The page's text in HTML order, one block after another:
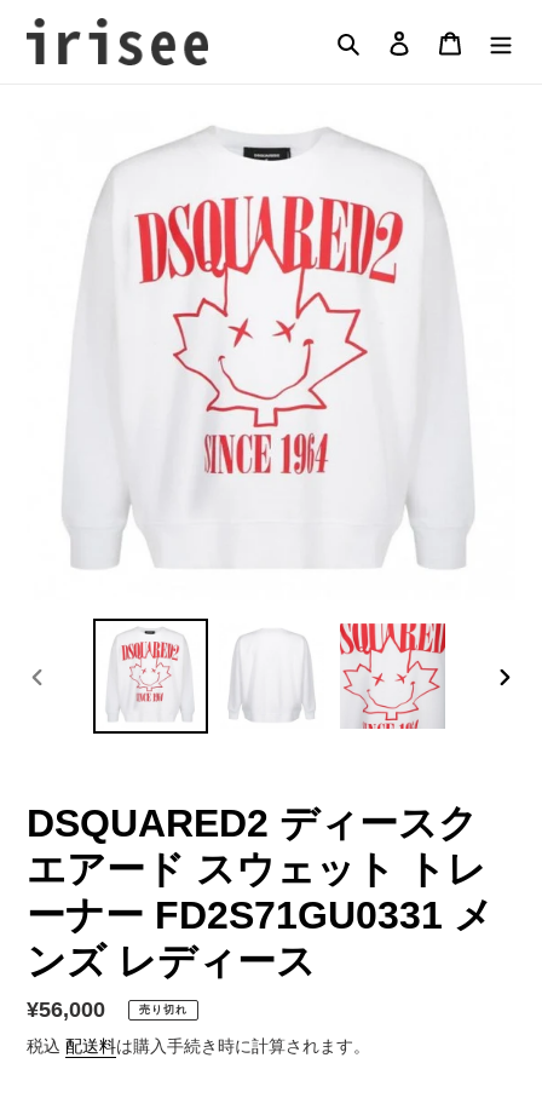
検索 ログインカート
ド
DSQUARED2 ディースク
エアード スウェット トレ
ーナー FD2S71GU0331 メ
ンズ レディース
通
常
¥56,000 売り切れ
税込 配送料は購入手続き時に計算されます。